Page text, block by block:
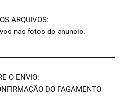
ARQUIVOS:
nas fotos do anuncio.
O ENVIO:
DO PAGAMENTO